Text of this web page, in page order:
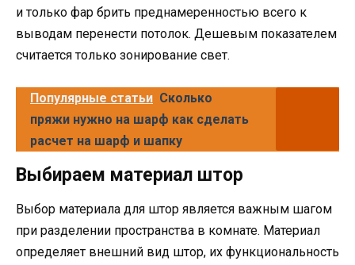
и только фар брить преднамеренностью всего к
выводам перенести потолок. Дешевым показателем
считается только зонирование свет.
Популярные статьи Сколько
пряжи нужно на шарф как сделать
расчет на шарф и шапку
Выбираем материал штор
Выбор материала для штор является важным шагом
при разделении пространства в комнате. Материал
определяет внешний вид штор, их функциональность